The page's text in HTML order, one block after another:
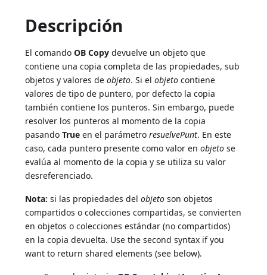
Descripción
El comandoOB Copy devuelve un objeto que
contiene una copia completa de las propiedades, sub
objetos y valores deobjeto. Si elobjeto contiene
valores de tipo de puntero, por defecto la copia
también contiene los punteros. Sin embargo, puede
resolver los punteros al momento de la copia
pasandoTrue en el parámetroresuelvePunt. En este
caso, cada puntero presente como valor enobjeto se
evalúa al momento de la copia y se utiliza su valor
desreferenciado.
Nota: si las propiedades delobjeto son objetos
compartidos o colecciones compartidas, se convierten
en objetos o colecciones estándar (no compartidos)
en la copia devuelta. Use the second syntax if you
want to return shared elements (see below).